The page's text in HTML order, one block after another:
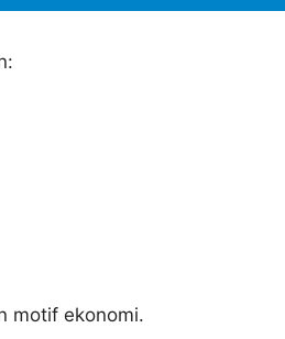
motif ekonomi.